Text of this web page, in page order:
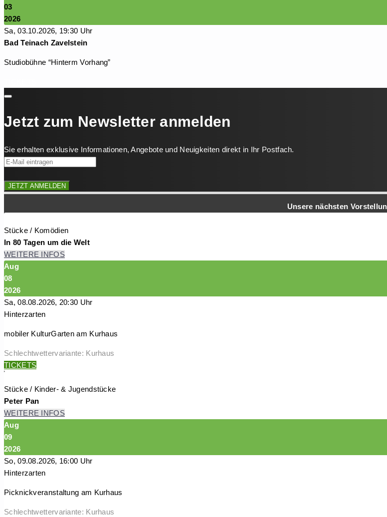
03
2026
Sa, 03.10.2026, 19:30 Uhr
Bad Teinach Zavelstein
Studiobühne “Hinterm Vorhang”
Jetzt zum Newsletter anmelden
Sie erhalten exklusive Informationen, Angebote und Neuigkeiten direkt in Ihr Postfach.
JETZT ANMELDEN
Unsere nächsten
Stücke / Komödien
In 80 Tagen um die Welt
WEITERE INFOS
Aug
08
2026
Sa, 08.08.2026, 20:30 Uhr
Hinterzarten
mobiler KulturGarten am Kurhaus
Schlechtwettervariante: Kurhaus
TICKETS
Stücke / Kinder- & Jugendstücke
Peter Pan
WEITERE INFOS
Aug
09
2026
So, 09.08.2026, 16:00 Uhr
Hinterzarten
Picknickveranstaltung am Kurhaus
Schlechtwettervariante: Kurhaus